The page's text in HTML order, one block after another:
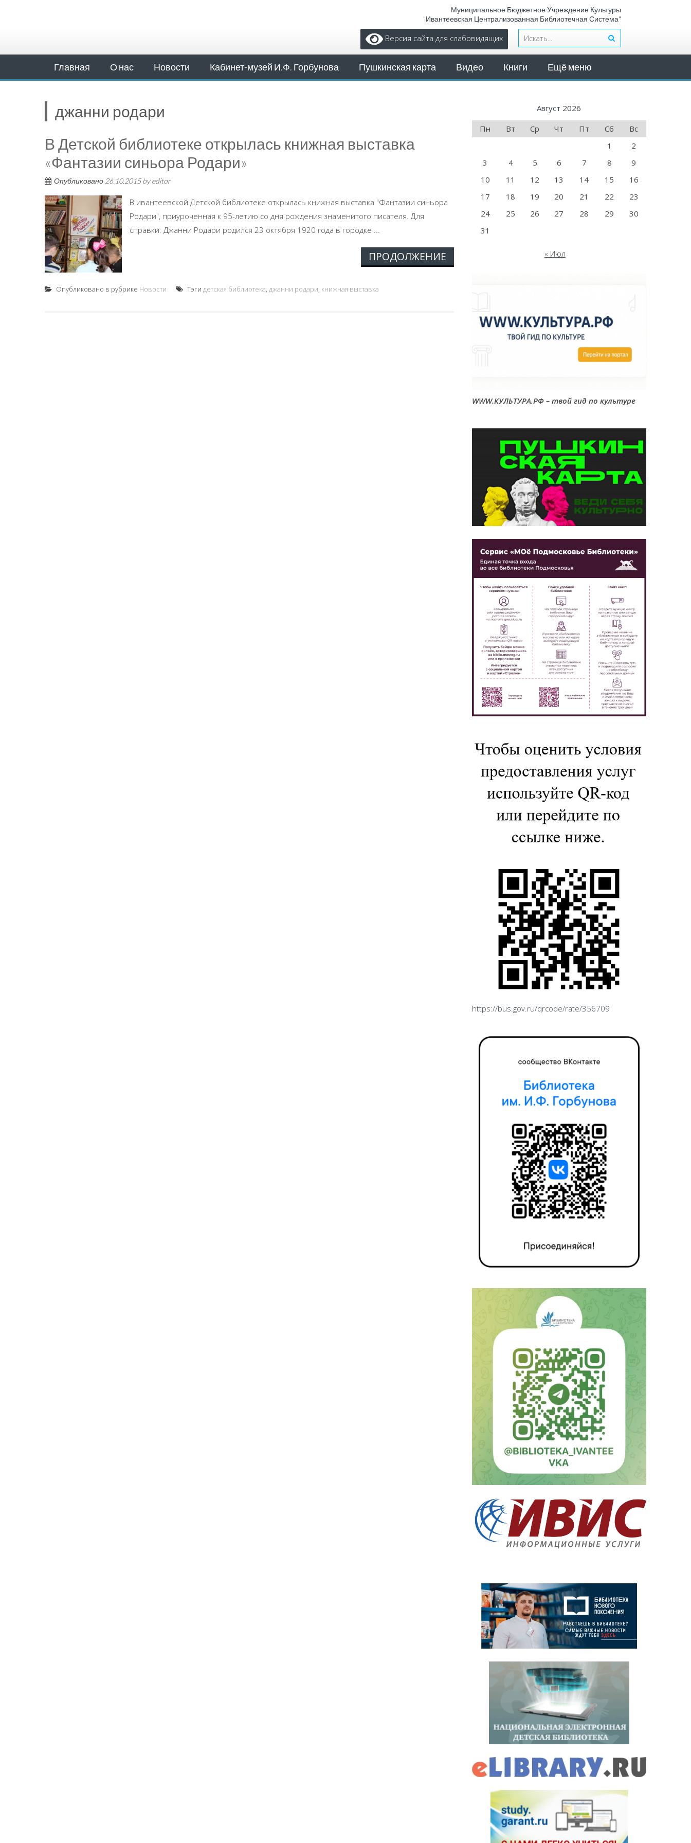
Муниципальное Бюджетное Учреждение Культуры
"Ивантеевская Централизованная Библиотечная Система"
Версия сайта для слабовидящих
Главная О нас Новости Кабинет-музей И.Ф. Горбунова Пушкинская карта Видео Книги Ещё меню
джанни родари
В Детской библиотеке открылась книжная выставка
«Фантазии синьора Родари»
Опубликовано 26.10.2015byeditor
В ивантеевской Детской библиотеке открылась книжная выставка "Фантазии синьора
Родари", приуроченная к 95-летию со дня рождения знаменитого писателя. Для
справки: Джанни Родари родился 23 октября 1920 года в городке ...
ПРОДОЛЖЕНИЕ
Опубликовано в рубрике Новости Тэги детская библиотека, джанни родари, книжная выставка
Август 2026
Пн
Вт Ср Чт Пт Сб
Вс
1
2
3
4 5 6 7 8
9
10
11 12 13 14 15
16
17
18 19 20 21 22
23
24
25 26 27 28 29
30
31
« Июл
WWW.КУЛЬТУРА.РФ – твой гид по культуре
https://bus.gov.ru/qrcode/rate/356709